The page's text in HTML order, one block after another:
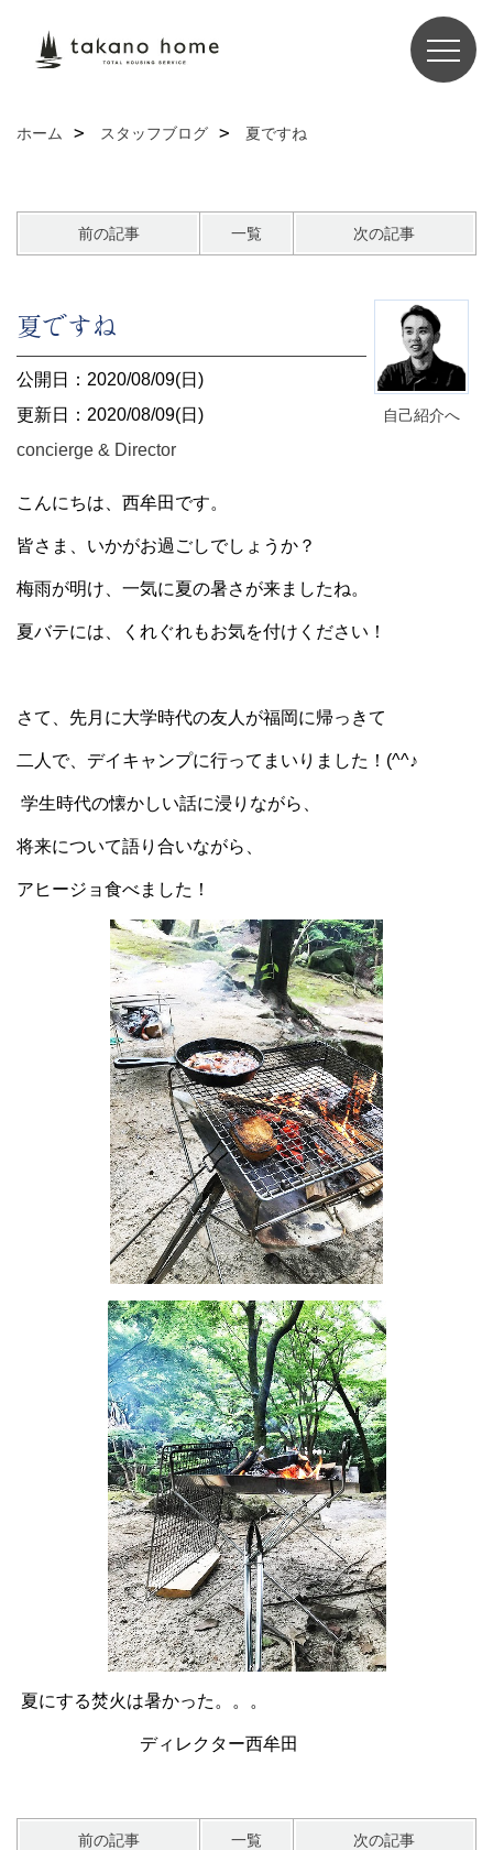
ホーム スタッフブログ 夏ですね
前の記事 一覧 次の記事
自己紹介へ
夏ですね
公開日：2020/08/09(日)
更新日：2020/08/09(日)
concierge & Director
こんにちは、西牟田です。
皆さま、いかがお過ごしでしょうか？
梅雨が明け、一気に夏の暑さが来ましたね。
夏バテには、くれぐれもお気を付けください！
さて、先月に大学時代の友人が福岡に帰っきて
二人で、デイキャンプに行ってまいりました！(^^♪
学生時代の懐かしい話に浸りながら、
将来について語り合いながら、
アヒージョ食べました！
夏にする焚火は暑かった。。。
ディレクター西牟田
前の記事 一覧 次の記事